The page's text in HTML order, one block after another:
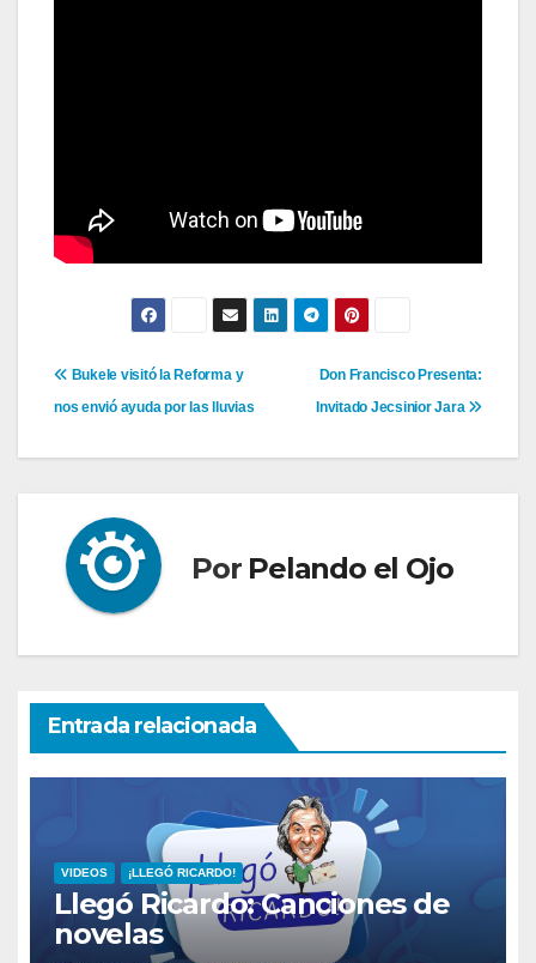
Navegación
Don Francisco Presenta:
Invitado Jecsinior Jara
Bukele visitó la Reforma y
nos envió ayuda por las lluvias
Por Pelando el Ojo
Entrada relacionada
VIDEOS ¡LLEGÓ RICARDO!
Llegó Ricardo: Canciones de
novelas